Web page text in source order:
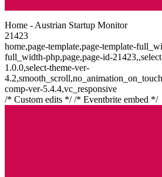
Home - Austrian Startup Monitor
21423
home,page-template,page-template-
full_width-php,page,page-id-
1.0.0,select-theme-ver-
comp-ver-5.4.4,vc_responsive
/* Custom edits */ /* Eventbrite embed */